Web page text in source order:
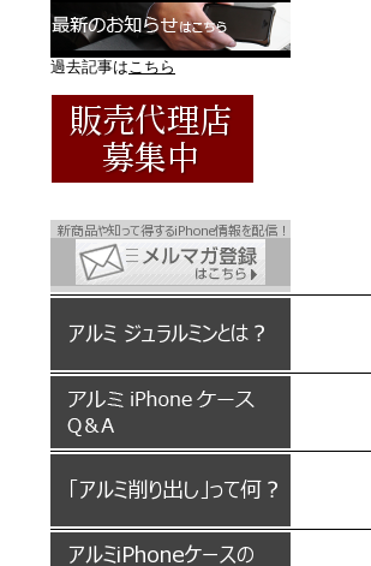
過去記事はこちら